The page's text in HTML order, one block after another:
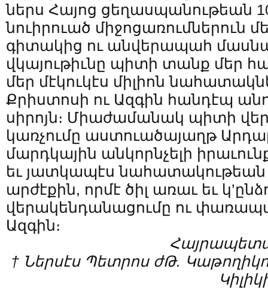
ներս Հայոց ցեղասպանութեան
նուիրուած միջոցառումներուն
գիտակից ու անվերապահ
վկայութիւնը պիտի տանք մեր
մեր մէկուկէս միլիոն
Քրիստոսի ու Ազգին հանդէպ
սիրոյն։ Միաժամանակ պիտի
կառչումը աստուածայաղթ
մարդկային անկորնչելի
եւ յատկապէս նահատակութեան
արժէքին, որմէ ծիլ առաւ եւ
վերակենդանացումը ու
Ազգին։
† Ներսէս Պետրոս ժԹ.